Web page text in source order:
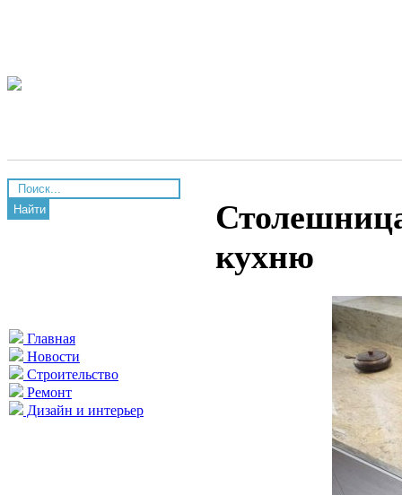
Найти
Главная
Новости
Строительство
Ремонт
Дизайн и интерьер
кухню